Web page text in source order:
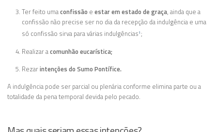
Ter feito umaconfissão e estar em estado de graça, ainda que a
confissão não precise ser no dia da recepção da indulgência e uma
só confissão sirva para várias indulgências1 ;
Realizar acomunhão eucarística;
Rezarintenções do Sumo Pontífice.
A indulgência pode ser parcial ou plenária conforme elimina parte ou a
totalidade da pena temporal devida pelo pecado.